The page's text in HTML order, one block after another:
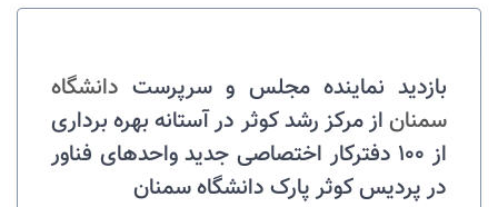
بازدید نماینده مجلس و سرپرست دانشگاه
سمناناز مرکز رشد کوثر در آستانه بهره برداری
از ۱۰۰ دفترکار اختصاصی جدید واحد‌های فناور
در پردیس کوثر پارک دانشگاه سمنان